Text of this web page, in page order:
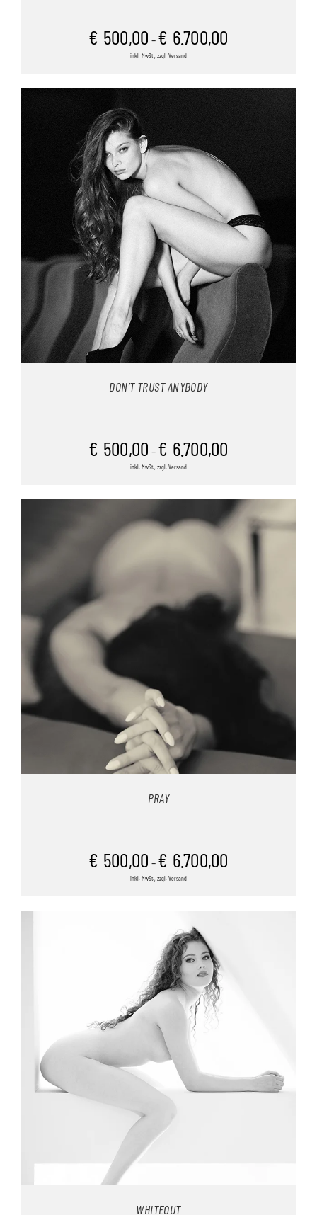
€ 500,00 – € 6.700,00
inkl. MwSt., zzgl. Versand
DON’T TRUST ANYBODY
€ 500,00 – € 6.700,00
inkl. MwSt., zzgl. Versand
PRAY
€ 500,00 – € 6.700,00
inkl. MwSt., zzgl. Versand
WHITEOUT